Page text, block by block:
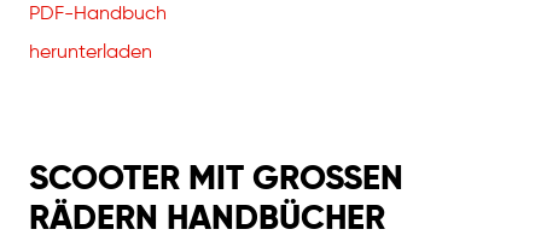
PDF-Handbuch
herunterladen
SCOOTER MIT GROSSEN R
ÄDERN HANDBÜCHER